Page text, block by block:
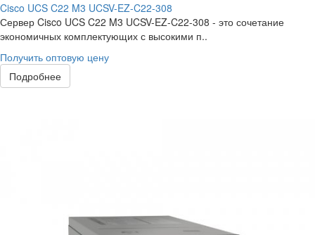
Cisco UCS C22 M3 UCSV-EZ-C22-308
Сервер Cisco UCS C22 M3 UCSV-EZ-C22-308 - это сочетание
экономичных комплектующих с высокими п..
Получить оптовую цену
Подробнее